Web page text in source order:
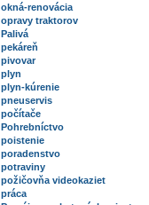
okná-renovácia
opravy traktorov
Palivá
pekáreň
pivovar
plyn
plyn-kúrenie
pneuservis
počítače
Pohrebníctvo
poistenie
poradenstvo
potraviny
požičovňa videokaziet
práca